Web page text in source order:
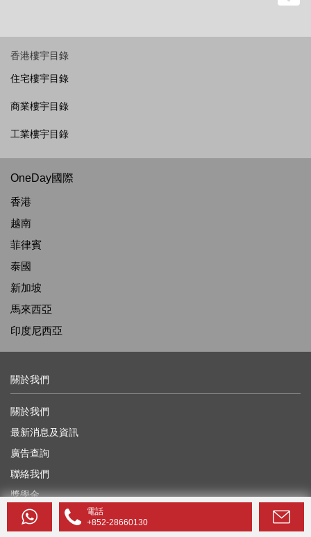
電話
+852-28660130
香港樓宇目錄
住宅樓宇目錄
商業樓宇目錄
工業樓宇目錄
OneDay國際
香港
越南
菲律賓
泰國
新加坡
馬來西亞
印度尼西亞
關於我們
關於我們
最新消息及資訊
廣告查詢
聯絡我們
獎學金
尋找代理